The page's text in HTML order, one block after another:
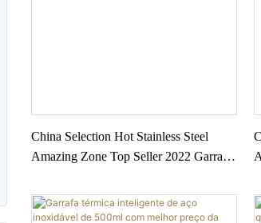
China Selection Hot Stainless Steel
Amazing Zone Top Seller 2022 Garrafas
cor personalizada